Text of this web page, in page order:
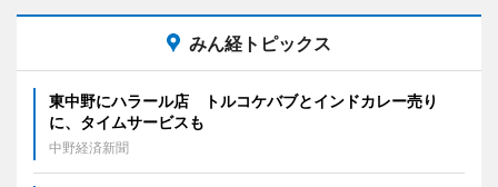
みん経トピックス
東中野にハラール店 トルコケバブとインドカレー売り
に、タイムサービスも
中野経済新聞